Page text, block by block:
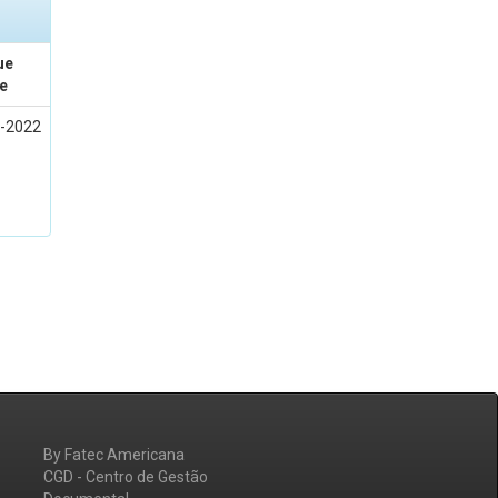
2022
By Fatec Americana
CGD - Centro de Gestão